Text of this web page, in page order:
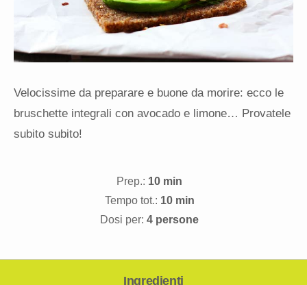
Velocissime da preparare e buone da morire: ecco le
bruschette integrali con avocado e limone… Provatele
subito subito!
Prep.: 10 min
Tempo tot.: 10 min
Dosi per: 4 persone
Ingredienti